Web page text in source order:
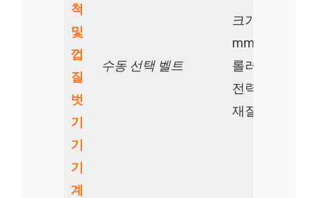
척
및
껍
질
벗
기
기
기
계
수동 선택 벨트
크기:
mm
롤러 길이:
전력: 5.5kw
재질: 304SS